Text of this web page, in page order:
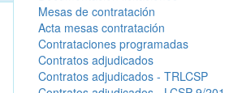
Mesas de contratación
Acta mesas contratación
Contrataciones programadas
Contratos adjudicados
Contratos adjudicados - TRLCSP